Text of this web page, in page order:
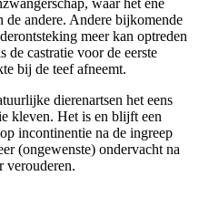
waar het ene
de andere. Andere bijkomende
meer kan optreden
de castratie voor de eerste
bij de teef afneemt.
dierenartsen het eens
kleven. Het is en blijft een
incontinentie na de ingreep
(ongewenste) ondervacht na
verouderen.